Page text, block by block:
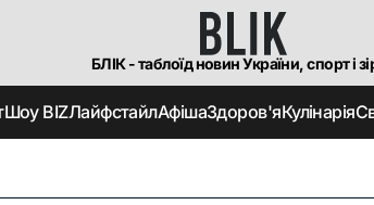
БЛІК - таблоїд новин України, спорт і
Шоу BIZЛайфстайлАфішаЗдоров'яКулінарія